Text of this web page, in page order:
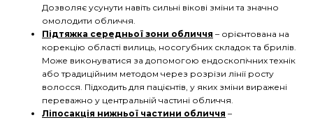
Дозволяє усунути навіть сильні вікові зміни та значно
омолодити обличчя.
Підтяжка середньої зони обличчя – орієнтована на
корекцію області вилиць, носогубних складок та брилів.
Може виконуватися за допомогою ендоскопічних технік
або традиційним методом через розрізи лінії росту
волосся. Підходить для пацієнтів, у яких зміни виражені
переважно у центральній частині обличчя.
Ліпосакція нижньої частини обличчя –